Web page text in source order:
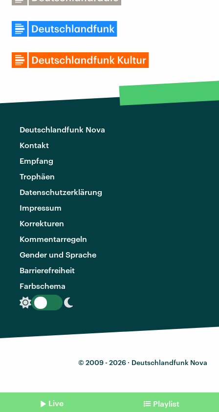
Deutschlandfunk Nova
Kontakt
Empfang
Trophäen
Datenschutzerklärung
Impressum
Korrekturen
Kommentarregeln
Gender und Sprache
Barrierefreiheit
Farbschema
© 2009 - 2026 · Deutschlandfunk Nova
Live Playlist